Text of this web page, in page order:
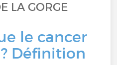
LA GORGE
le cancer
Définition